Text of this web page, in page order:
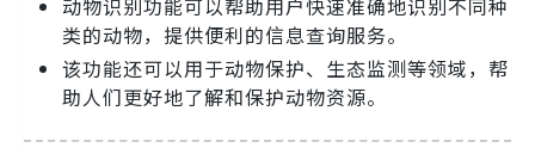
类的动物，提供便利的信息查询服务。
该功能还可以用于动物保护、生态监测等领域，帮
助人们更好地了解和保护动物资源。